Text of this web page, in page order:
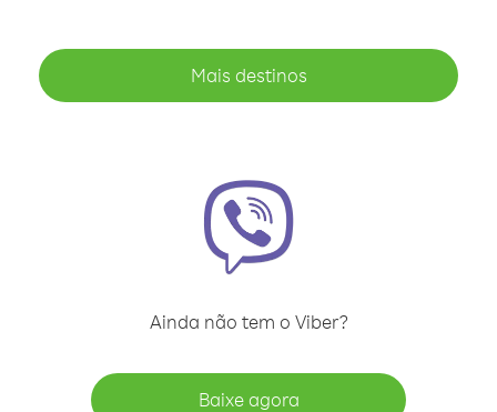
Mais destinos
Ainda não tem o Viber?
Baixe agora